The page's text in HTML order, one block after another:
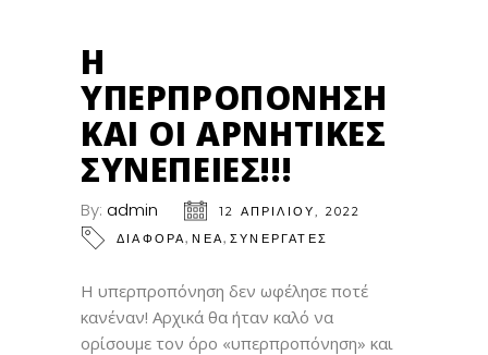
Η
ΥΠΕΡΠΡΟΠΌΝΗΣΗ
ΚΑΙ ΟΙ ΑΡΝΗΤΙΚΈΣ
ΣΥΝΈΠΕΙΕΣ!!!
By: admin
12 ΑΠΡΙΛΊΟΥ, 2022
ΔΙΑΦΟΡΑ,ΝΕΑ,ΣΥΝΕΡΓΑΤΕΣ
Η υπερπροπόνηση δεν ωφέλησε ποτέ
κανέναν! Αρχικά θα ήταν καλό να
ορίσουμε τον όρο «υπερπροπόνηση» και